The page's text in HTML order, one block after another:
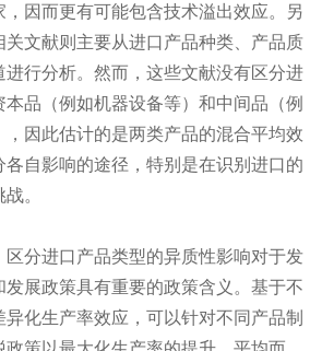
，因而更有可能包含技术溢出效应。另
关文献则主要从进口产品种类、产品质
进行分析。然而，这些文献没有区分进
品（例如机器设备等）和中间品（例
因此估计的是两类产品的混合平均效
各自影响的途径，特别是在识别进口的
。
分进口产品类型的异质性影响对于发
发展政策具有重要的政策含义。基于不
化生产率效应，可以针对不同产品制